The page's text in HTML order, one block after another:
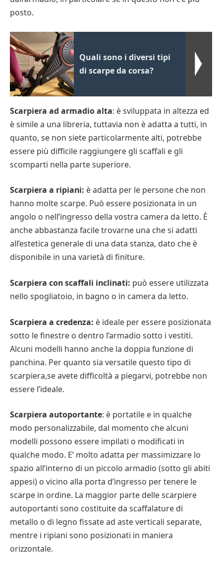
posto.
Quali sono i diversi tipi
di scarpe da corsa?
Scarpiera ad armadio alta: è sviluppata in altezza ed
è simile a una libreria, tuttavia non è adatta a tutti, in
quanto, se non siete particolarmente alti, potrebbe
essere più difficile raggiungere gli scaffali e gli
scomparti nella parte superiore.
Scarpiera a ripiani: è adatta per le persone che non
hanno molte scarpe. Può essere posizionata in un
angolo o nell’ingresso della vostra camera da letto. È
anche abbastanza facile trovarne una che si adatti
all’estetica generale di una data stanza, dato che è
disponibile in una varietà di finiture.
Scarpiera con scaffali inclinati: può essere utilizzata
nello spogliatoio, in bagno o in camera da letto.
Scarpiera a credenza: è ideale per essere posizionata
sotto le finestre o dentro l’armadio sotto i vestiti.
Alcuni modelli hanno anche la doppia funzione di
panchina. Per quanto sia versatile questo tipo di
scarpiera,se avete difficoltà a piegarvi, potrebbe non
essere l’ideale.
Scarpiera autoportante: è portatile e in qualche
modo personalizzabile, dal momento che alcuni
modelli possono essere impilati o modificati in
qualche modo. E’ molto adatta per massimizzare lo
spazio all’interno di un piccolo armadio (sotto gli abiti
appesi) o vicino alla porta d’ingresso per tenere le
scarpe in ordine. La maggior parte delle scarpiere
autoportanti sono costituite da scaffalature di
metallo o di legno fissate ad aste verticali separate,
mentre i ripiani sono posizionati in maniera
orizzontale.